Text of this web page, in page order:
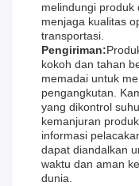
melindungi produk
menjaga kualitas
transportasi.
Pengiriman:
kokoh dan tahan
memadai untuk
pengangkutan.
yang dikontrol
kemanjuran
informasi
dapat diandalkan
waktu dan aman
dunia.